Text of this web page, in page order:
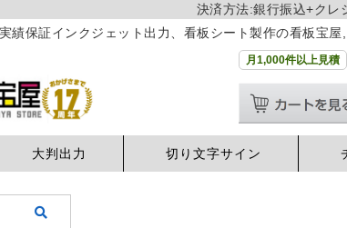
決済方法:銀行振込+クレ
績保証インクジェット出力、看板シート製作の看板宝屋
月1,000件以上見積
大判出力 切り文字サイン